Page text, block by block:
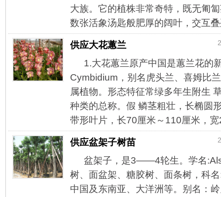
大族。它的植株非常奇特，既无匍
数张活象汤匙般肥厚的阔叶，交互
供应大花蕙兰
1.大花蕙兰原产中国是蕙兰花的
Cymbidium，别名虎头兰、喜姆比
属植物。形态特征常绿多年生附生
种类的总称。假 鳞茎粗壮，长椭圆
带形叶片，长70厘米～110厘米，
供应盆架子树苗
盆架子，是3——4轮生。学名
树、面盆架、糖胶树、面条树，科
中国及东南亚、大洋洲等。别名：